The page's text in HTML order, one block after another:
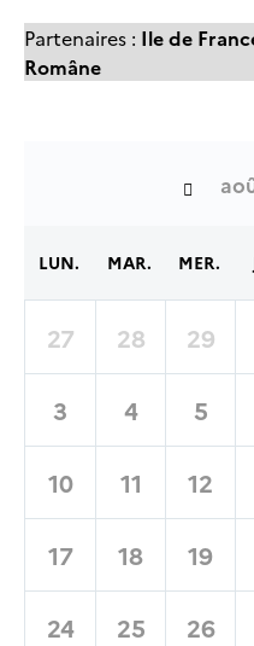
Partenaires : Ile de
Române
LUN. MAR. MER.
27 28 29
3 4 5
10 11 12
17 18 19
24 25 26